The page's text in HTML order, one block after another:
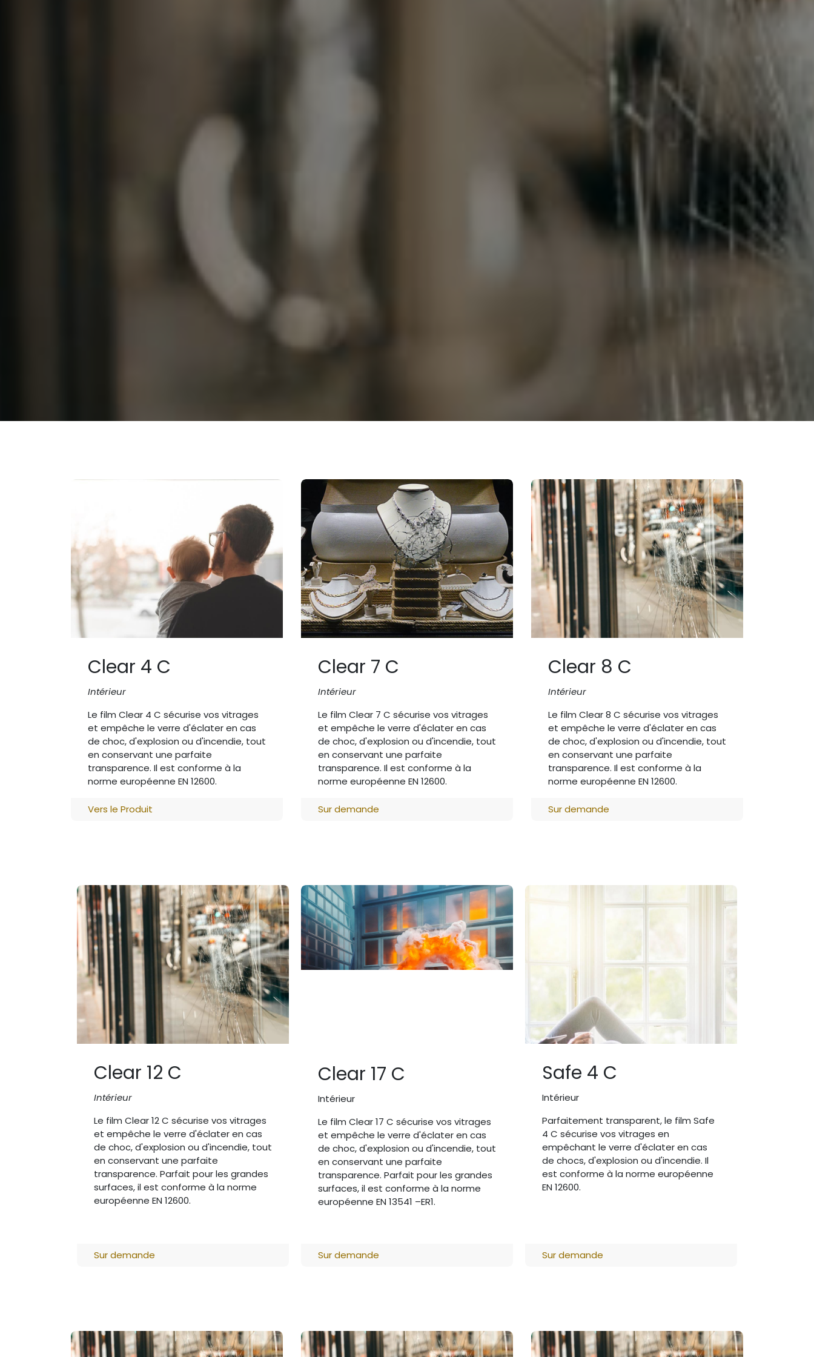
Clear 4 C
Intérieur
Le film Clear 4 C sécurise vos vitrages
et empêche le verre d'éclater en cas
de choc, d'explosion ou d'incendie, tout
en conservant une parfaite
transparence. Il est conforme à la
norme européenne EN 12600.
Vers le Produit
Clear 7 C
Intérieur
Le film Clear 7 C sécurise vos vitrages
et empêche le verre d'éclater en cas
de choc, d'explosion ou d'incendie, tout
en conservant une parfaite
transparence. Il est conforme à la
norme européenne EN 12600.
Sur demande
Clear 8 C
Intérieur
Le film Clear 8 C sécurise vos vitrages
et empêche le verre d'éclater en cas
de choc, d'explosion ou d'incendie, tout
en conservant une parfaite
transparence. Il est conforme à la
norme européenne EN 12600.
Sur demande
Clear 12 C
Intérieur
Le film Clear 12 C sécurise vos vitrages
et empêche le verre d'éclater en cas
de choc, d'explosion ou d'incendie, tout
en conservant une parfaite
transparence. Parfait pour les grandes
surfaces, il est conforme à la norme
européenne EN 12600.
Sur demande
Safe 4 C
Intérieur
Parfaitement transparent, le film Safe
4 C sécurise vos vitrages en
empêchant le verre d'éclater en cas
de chocs, d'explosion ou d'incendie. Il
est conforme à la norme européenne
EN 12600.
Sur demande
Clear 17 C
Intérieur
Le film Clear 17 C sécurise vos vitrages
et empêche le verre d'éclater en cas
de choc, d'explosion ou d'incendie, tout
en conservant une parfaite
transparence. Parfait pour les grandes
surfaces, il est conforme à la norme
européenne EN 13541 –ER1.
Sur demande
Contact :
+32497211519
Pour toutes demandes de rouleau complet de film ou
découpe sur-mesure
Envoyez un message :
jmsolucom@gmail.com
Copyright © JmSolucom Généré par - Le #1Open Source eCommerce